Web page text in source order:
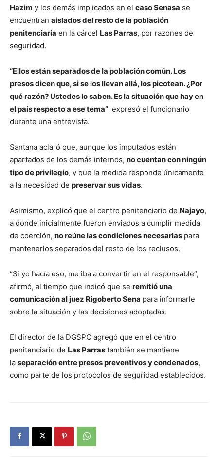
Hazim y los demás implicados en el caso Senasa se
encuentran aislados del resto de la población
penitenciaria en la cárcel Las Parras, por razones de
seguridad.
“Ellos están separados de la población común. Los
presos dicen que, si se los llevan allá, los picotean. ¿Por
qué razón? Ustedes lo saben. Es la situación que hay en
el país respecto a ese tema”, expresó el funcionario
durante una entrevista.
Santana aclaró que, aunque los imputados están
apartados de los demás internos, no cuentan con ningún
tipo de privilegio, y que la medida responde únicamente
a la necesidad de preservar sus vidas.
Asimismo, explicó que el centro penitenciario de Najayo,
a donde inicialmente fueron enviados a cumplir medida
de coerción, no reúne las condiciones necesarias para
mantenerlos separados del resto de los reclusos.
“Si yo hacía eso, me iba a convertir en el responsable”,
afirmó, al tiempo que indicó que se remitió una
comunicación al juez Rigoberto Sena para informarle
sobre la situación y las decisiones adoptadas.
El director de la DGSPC agregó que en el centro
penitenciario de Las Parras también se mantiene
la separación entre presos preventivos y condenados,
como parte de los protocolos de seguridad establecidos.